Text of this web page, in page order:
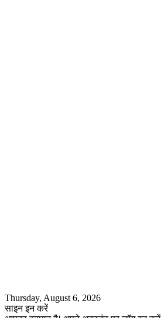
Thursday, August 6, 2026
साइन इन करें